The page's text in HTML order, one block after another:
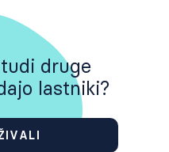
druge
lastniki?